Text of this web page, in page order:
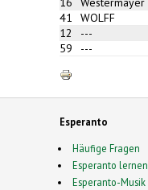
41
WOLFF
12
---
59
---
Esperanto
Häufige Fragen
Esperanto lernen
Esperanto-Musik